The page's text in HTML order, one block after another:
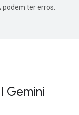
ter erros.
Gemini